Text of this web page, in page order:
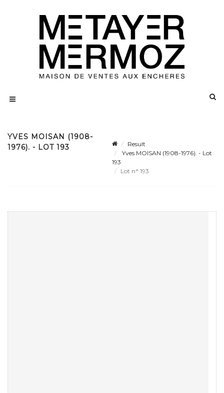
YVES MOISAN (1908-
1976). - LOT 193
Result
Yves MOISAN (1908-1976). - Lot
193
Lot n° 193